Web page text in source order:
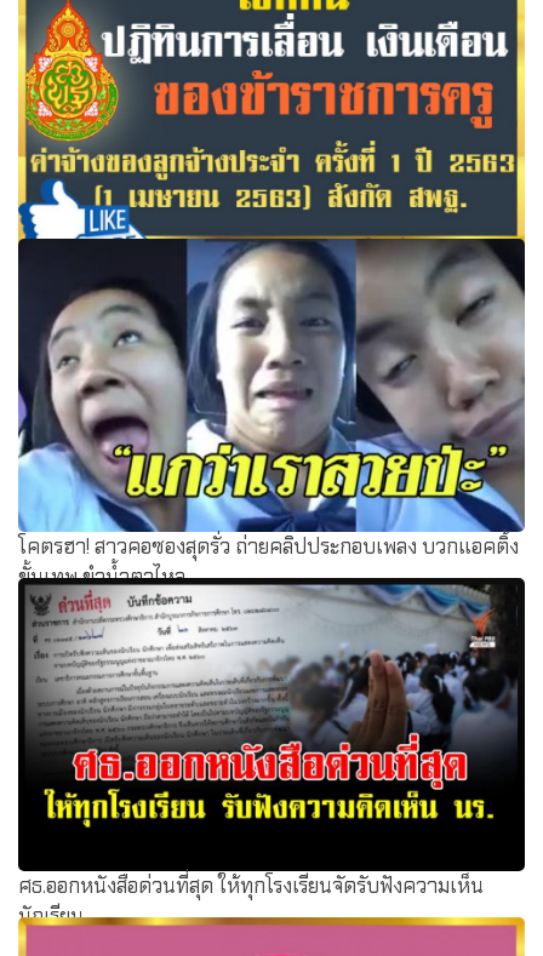
ปฏิทินการเลื่อน เงินเดือน ของข้าราชการครู ค่าจ้างของลูกจ้าง
ประจํา ครั้งที่ 1 ปี 2563 (1 เมษายน 2563) สังกัด สพฐ.
โคตรฮา! สาวคอซองสุดรั่ว ถ่ายคลิปประกอบเพลง บวกแอคติ้ง
ขั้นเทพ ขำน้ำตาไหล
ศธ.ออกหนังสือด่วนที่สุด ให้ทุกโรงเรียนจัดรับฟังความเห็น
นักเรียน